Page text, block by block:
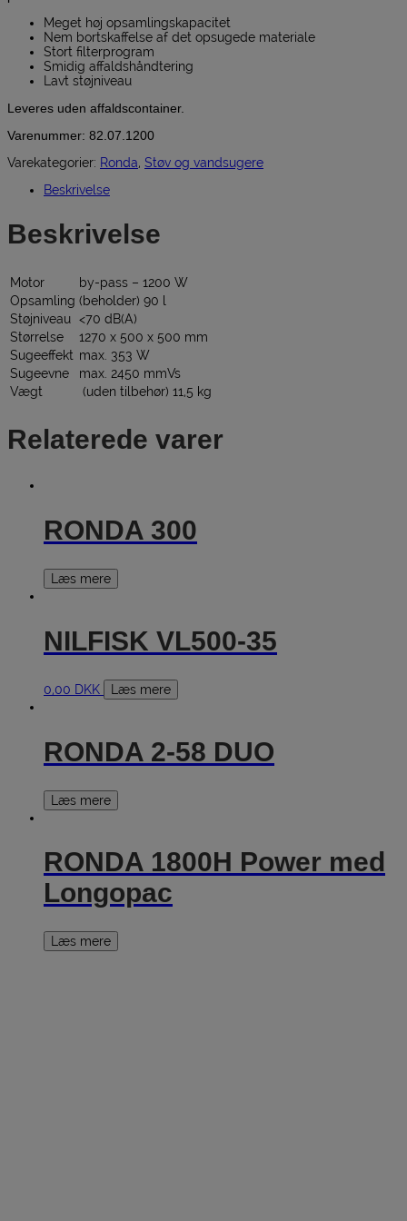
Meget høj opsamlingskapacitet
Nem bortskaffelse af det opsugede materiale
Stort filterprogram
Smidig affaldshåndtering
Lavt støjniveau
Leveres uden affaldscontainer.
Varenummer: 82.07.1200
Varekategorier: Ronda, Støv og vandsugere
Beskrivelse
Beskrivelse
Motor
by-pass – 1200 W
Opsamling (beholder) 90 l
Støjniveau <70 dB(A)
Størrelse
1270 x 500 x 500 mm
Sugeeffekt max. 353 W
Sugeevne
max. 2450 mmVs
Vægt
(uden tilbehør) 11,5 kg
Relaterede varer
RONDA 300
Læs mere
NILFISK VL500-35
0,00 DKK Læs mere
RONDA 2-58 DUO
Læs mere
RONDA 1800H Power med
Longopac
Læs mere